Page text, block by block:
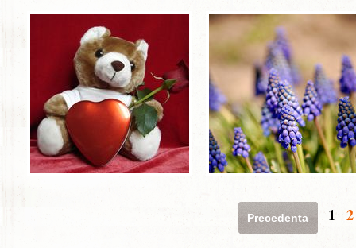
Precedenta 1 2